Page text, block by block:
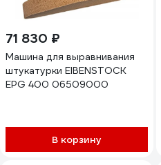
71 830 ₽
Машина для выравнивания
штукатурки EIBENSTOCK
EPG 400 06509000
В корзину